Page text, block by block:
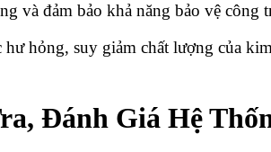
và đảm bảo khả năng bảo vệ công
hỏng, suy giảm chất lượng của
Đánh Giá Hệ